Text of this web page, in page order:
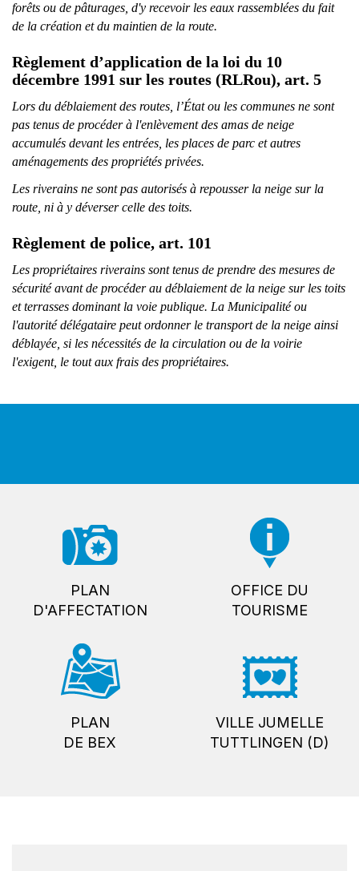
forêts ou de pâturages, d'y recevoir les eaux rassemblées du fait
de la création et du maintien de la route.
Règlement d’application de la loi du 10
décembre 1991 sur les routes (RLRou), art. 5
Lors du déblaiement des routes, l’État ou les communes ne sont
pas tenus de procéder à l'enlèvement des amas de neige
accumulés devant les entrées, les places de parc et autres
aménagements des propriétés privées.
Les riverains ne sont pas autorisés à repousser la neige sur la
route, ni à y déverser celle des toits.
Règlement de police, art. 101
Les propriétaires riverains sont tenus de prendre des mesures de
sécurité avant de procéder au déblaiement de la neige sur les toits
et terrasses dominant la voie publique. La Municipalité ou
l'autorité délégataire peut ordonner le transport de la neige ainsi
déblayée, si les nécessités de la circulation ou de la voirie
l'exigent, le tout aux frais des propriétaires.
PLAN
D'AFFECTATION
OFFICE DU
TOURISME
PLAN
DE BEX
VILLE JUMELLE
TUTTLINGEN (D)